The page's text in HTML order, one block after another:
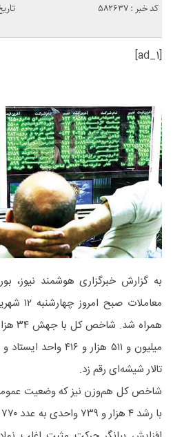
کد خبر : 582637
[ad_1]
به گزارش خبرگزاری هوشمند نیوز،
میلیون و ۵۱۱ هزار و
تالار شیشه‌ای رقم زد.
شاخص کل هم‌وزن نیز که وضعیت